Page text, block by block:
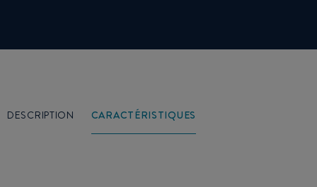
DESCRIPTION CARACTÉRISTIQUES